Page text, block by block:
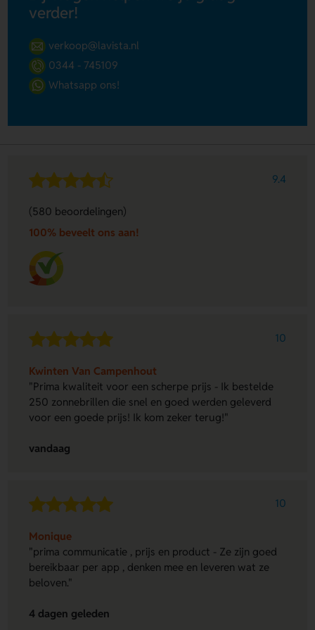
verder!
verkoop@lavista.nl
0344 - 745109
Whatsapp ons!
9.4
(580 beoordelingen)
100% beveelt ons aan!
10
Kwinten Van Campenhout
"Prima kwaliteit voor een scherpe prijs - Ik bestelde
250 zonnebrillen die snel en goed werden geleverd
voor een goede prijs! Ik kom zeker terug!"
vandaag
10
Monique
"prima communicatie , prijs en product - Ze zijn goed
bereikbaar per app , denken mee en leveren wat ze
beloven."
4 dagen geleden